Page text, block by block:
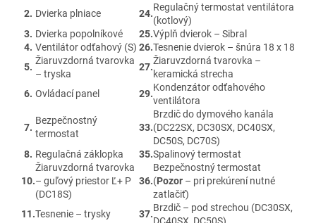
2. Dvierka plniace 24.
Regulačný termostat ventilátora
(kotlový)
3. Dvierka popolníkové 25.Výplň dvierok – Sibral
4. Ventilátor odťahový (S) 26.Tesnenie dvierok – šnúra 18 x 18
5.
Žiaruvzdorná tvarovka
– tryska
27.
Žiaruvzdorná tvarovka –
keramická strecha
6. Ovládací panel 29.
Kondenzátor odťahového
ventilátora
7.
Bezpečnostný
termostat
33.
Brzdič do dymového kanála
(DC22SX, DC30SX, DC40SX,
DC50S, DC70S)
8. Regulačná záklopka 35.Spalinový termostat
10.
Žiaruvzdorná tvarovka
– guľový priestor Ľ+ P
(DC18S)
36.
Bezpečnostný termostat
(Pozor – pri prekúrení nutné
zatlačiť)
11.Tesnenie – trysky 37.
Brzdič – pod strechou (DC30SX,
DC40SX, DC50S)